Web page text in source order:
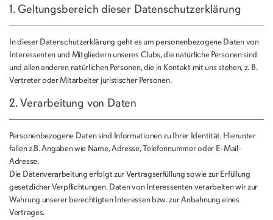
1. Geltungsbereich dieser Datenschutzerklärung
In dieser Datenschutzerklärung geht es um personenbezogene Daten von
Interessenten und Mitgliedern unseres Clubs, die natürliche Personen sind
und allen anderen natürlichen Personen, die in Kontakt mit uns stehen, z. B.
Vertreter oder Mitarbeiter juristischer Personen.
2. Verarbeitung von Daten
Personenbezogene Daten sind Informationen zu Ihrer Identität. Hierunter
fallen z.B. Angaben wie Name, Adresse, Telefonnummer oder E-Mail-
Adresse.
Die Datenverarbeitung erfolgt zur Vertragserfüllung sowie zur Erfüllung
gesetzlicher Verpflichtungen. Daten von Interessenten verarbeiten wir zur
Wahrung unserer berechtigten Interessen bzw. zur Anbahnung eines
Vertrages.